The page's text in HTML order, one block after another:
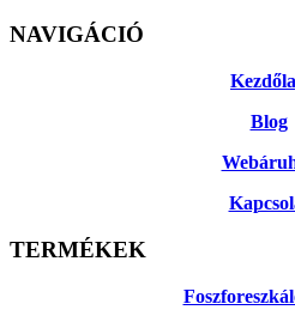
NAVIGÁCIÓ
Blog
TERMÉKEK